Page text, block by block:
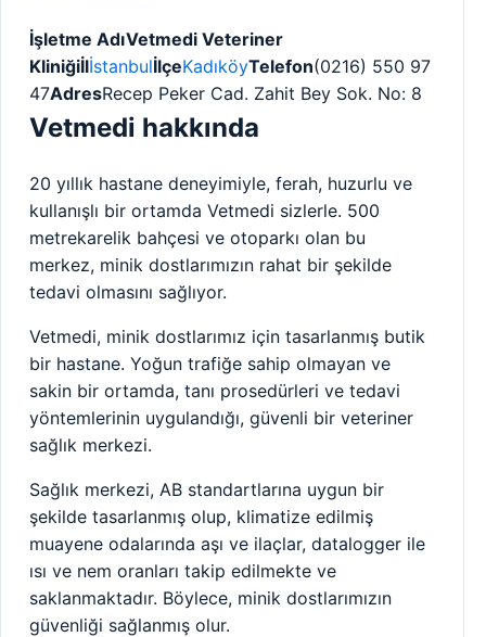
İşletme AdıVetmedi Veteriner
KliniğiİlİstanbulİlçeKadıköyTelefon(0216) 550 97
47AdresRecep Peker Cad. Zahit Bey Sok. No: 8
Vetmedi hakkında
20 yıllık hastane deneyimiyle, ferah, huzurlu ve
kullanışlı bir ortamda Vetmedi sizlerle. 500
metrekarelik bahçesi ve otoparkı olan bu
merkez, minik dostlarımızın rahat bir şekilde
tedavi olmasını sağlıyor.
Vetmedi, minik dostlarımız için tasarlanmış butik
bir hastane. Yoğun trafiğe sahip olmayan ve
sakin bir ortamda, tanı prosedürleri ve tedavi
yöntemlerinin uygulandığı, güvenli bir veteriner
sağlık merkezi.
Sağlık merkezi, AB standartlarına uygun bir
şekilde tasarlanmış olup, klimatize edilmiş
muayene odalarında aşı ve ilaçlar, datalogger ile
ısı ve nem oranları takip edilmekte ve
saklanmaktadır. Böylece, minik dostlarımızın
güvenliği sağlanmış olur.